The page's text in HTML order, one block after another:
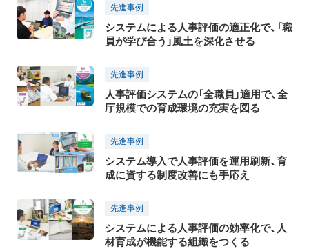
先進事例
システムによる人事評価の適正化で、「職
員が学び合う」風土を深化させる
先進事例
人事評価システムの「全職員」適用で、全
庁規模での育成環境の充実を図る
先進事例
システム導入で人事評価を運用刷新、育
成に資する制度改善にも手応え
先進事例
システムによる人事評価の効率化で、人
材育成が機能する組織をつくる